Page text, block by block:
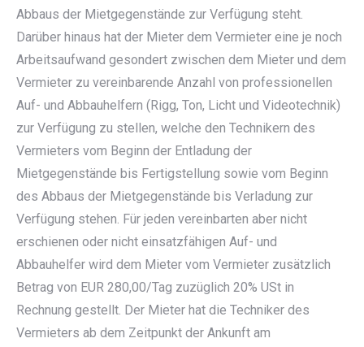
Abbaus der Mietgegenstände zur Verfügung steht.
Darüber hinaus hat der Mieter dem Vermieter eine je noch
Arbeitsaufwand gesondert zwischen dem Mieter und dem
Vermieter zu vereinbarende Anzahl von professionellen
Auf- und Abbauhelfern (Rigg, Ton, Licht und Videotechnik)
zur Verfügung zu stellen, welche den Technikern des
Vermieters vom Beginn der Entladung der
Mietgegenstände bis Fertigstellung sowie vom Beginn
des Abbaus der Mietgegenstände bis Verladung zur
Verfügung stehen. Für jeden vereinbarten aber nicht
erschienen oder nicht einsatzfähigen Auf- und
Abbauhelfer wird dem Mieter vom Vermieter zusätzlich
Betrag von EUR 280,00/Tag zuzüglich 20% USt in
Rechnung gestellt. Der Mieter hat die Techniker des
Vermieters ab dem Zeitpunkt der Ankunft am